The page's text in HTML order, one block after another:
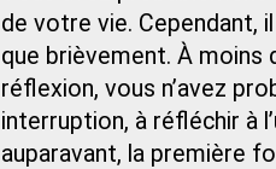
de votre vie. Cependant,
que brièvement. À moins
réflexion, vous n’avez
interruption, à réfléchir à
auparavant, la première